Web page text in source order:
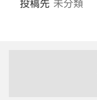
投稿先 未分類